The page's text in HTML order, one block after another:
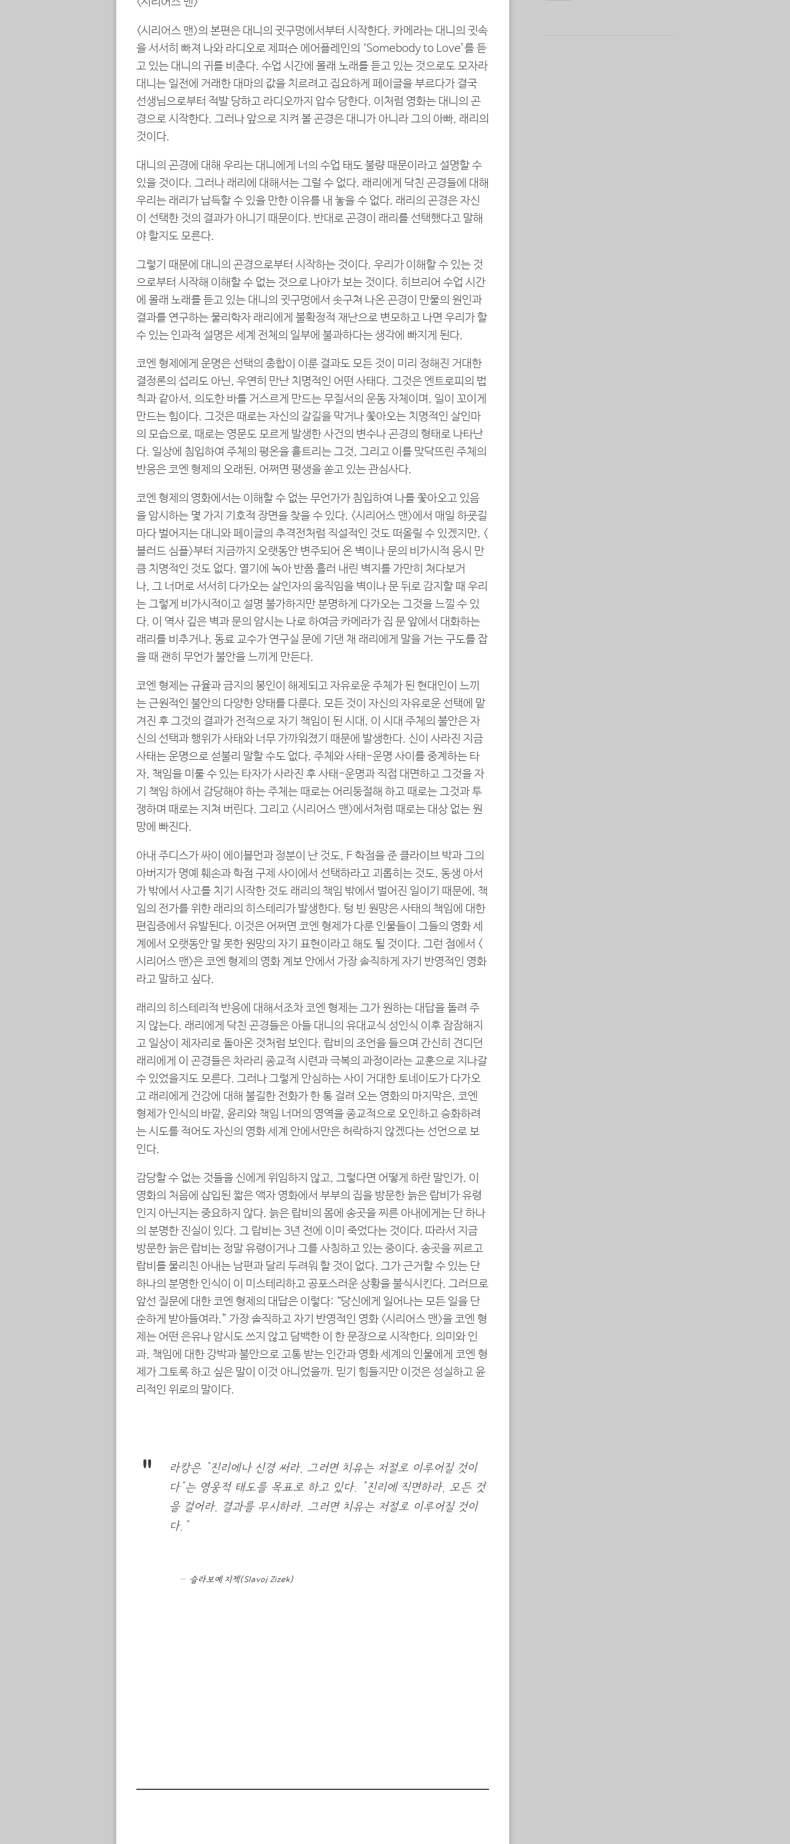
<시리어스 맨>의 본편은 대니의 귓구멍에서부터 시작한다. 카메라는 대니의 귓속
을 서서히 빠져 나와 라디오로 제퍼슨 에어플레인의 ‘Somebody to Love’를 듣
고 있는 대니의 귀를 비춘다. 수업 시간에 몰래 노래를 듣고 있는 것으로도 모자라
대니는 일전에 거래한 대마의 값을 치르려고 집요하게 페이글을 부르다가 결국
선생님으로부터 적발 당하고 라디오까지 압수 당한다. 이처럼 영화는 대니의 곤
경으로 시작한다. 그러나 앞으로 지켜 볼 곤경은 대니가 아니라 그의 아빠, 래리의
것이다.
대니의 곤경에 대해 우리는 대니에게 너의 수업 태도 불량 때문이라고 설명할 수
있을 것이다. 그러나 래리에 대해서는 그럴 수 없다. 래리에게 닥친 곤경들에 대해
우리는 래리가 납득할 수 있을 만한 이유를 내 놓을 수 없다. 래리의 곤경은 자신
이 선택한 것의 결과가 아니기 때문이다. 반대로 곤경이 래리를 선택했다고 말해
야 할지도 모른다.
그렇기 때문에 대니의 곤경으로부터 시작하는 것이다. 우리가 이해할 수 있는 것
으로부터 시작해 이해할 수 없는 것으로 나아가 보는 것이다. 히브리어 수업 시간
에 몰래 노래를 듣고 있는 대니의 귓구멍에서 솟구쳐 나온 곤경이 만물의 원인과
결과를 연구하는 물리학자 래리에게 불확정적 재난으로 변모하고 나면 우리가 할
수 있는 인과적 설명은 세계 전체의 일부에 불과하다는 생각에 빠지게 된다.
코엔 형제에게 운명은 선택의 총합이 이룬 결과도 모든 것이 미리 정해진 거대한
결정론의 섭리도 아닌, 우연히 만난 치명적인 어떤 사태다. 그것은 엔트로피의 법
칙과 같아서, 의도한 바를 거스르게 만드는 무질서의 운동 자체이며, 일이 꼬이게
만드는 힘이다. 그것은 때로는 자신의 갈길을 막거나 쫓아오는 치명적인 살인마
의 모습으로, 때로는 영문도 모르게 발생한 사건의 변수나 곤경의 형태로 나타난
다. 일상에 침입하여 주체의 평온을 흩트리는 그것, 그리고 이를 맞닥뜨린 주체의
반응은 코엔 형제의 오래된, 어쩌면 평생을 쏟고 있는 관심사다.
코엔 형제의 영화에서는 이해할 수 없는 무언가가 침입하여 나를 쫓아오고 있음
을 암시하는 몇 가지 기호적 장면을 찾을 수 있다. <시리어스 맨>에서 매일 하굣길
마다 벌어지는 대니와 페이글의 추격전처럼 직설적인 것도 떠올릴 수 있겠지만, <
블러드 심플>부터 지금까지 오랫동안 변주되어 온 벽이나 문의 비가시적 응시 만
큼 치명적인 것도 없다. 열기에 녹아 반쯤 흘러 내린 벽지를 가만히 쳐다보거
나, 그 너머로 서서히 다가오는 살인자의 움직임을 벽이나 문 뒤로 감지할 때 우리
는 그렇게 비가시적이고 설명 불가하지만 분명하게 다가오는 그것을 느낄 수 있
다. 이 역사 깊은 벽과 문의 암시는 나로 하여금 카메라가 집 문 앞에서 대화하는
래리를 비추거나, 동료 교수가 연구실 문에 기댄 채 래리에게 말을 거는 구도를 잡
을 때 괜히 무언가 불안을 느끼게 만든다.
코엔 형제는 규율과 금지의 봉인이 해제되고 자유로운 주체가 된 현대인이 느끼
는 근원적인 불안의 다양한 양태를 다룬다. 모든 것이 자신의 자유로운 선택에 맡
겨진 후 그것의 결과가 전적으로 자기 책임이 된 시대, 이 시대 주체의 불안은 자
신의 선택과 행위가 사태와 너무 가까워졌기 때문에 발생한다. 신이 사라진 지금
사태는 운명으로 섣불리 말할 수도 없다. 주체와 사태-운명 사이를 중계하는 타
자, 책임을 미룰 수 있는 타자가 사라진 후 사태-운명과 직접 대면하고 그것을 자
기 책임 하에서 감당해야 하는 주체는 때로는 어리둥절해 하고 때로는 그것과 투
쟁하며 때로는 지쳐 버린다. 그리고 <시리어스 맨>에서처럼 때로는 대상 없는 원
망에 빠진다.
아내 주디스가 싸이 에이블먼과 정분이 난 것도, F 학점을 준 클라이브 박과 그의
아버지가 명예 훼손과 학점 구제 사이에서 선택하라고 괴롭히는 것도, 동생 아서
가 밖에서 사고를 치기 시작한 것도 래리의 책임 밖에서 벌어진 일이기 때문에, 책
임의 전가를 위한 래리의 히스테리가 발생한다. 텅 빈 원망은 사태의 책임에 대한
편집증에서 유발된다. 이것은 어쩌면 코엔 형제가 다룬 인물들이 그들의 영화 세
계에서 오랫동안 말 못한 원망의 자기 표현이라고 해도 될 것이다. 그런 점에서 <
시리어스 맨>은 코엔 형제의 영화 계보 안에서 가장 솔직하게 자기 반영적인 영화
라고 말하고 싶다.
래리의 히스테리적 반응에 대해서조차 코엔 형제는 그가 원하는 대답을 돌려 주
지 않는다. 래리에게 닥친 곤경들은 아들 대니의 유대교식 성인식 이후 잠잠해지
고 일상이 제자리로 돌아온 것처럼 보인다. 랍비의 조언을 들으며 간신히 견디던
래리에게 이 곤경들은 차라리 종교적 시련과 극복의 과정이라는 교훈으로 지나갈
수 있었을지도 모른다. 그러나 그렇게 안심하는 사이 거대한 토네이도가 다가오
고 래리에게 건강에 대해 불길한 전화가 한 통 걸려 오는 영화의 마지막은, 코엔
형제가 인식의 바깥, 윤리와 책임 너머의 영역을 종교적으로 오인하고 승화하려
는 시도를 적어도 자신의 영화 세계 안에서만은 허락하지 않겠다는 선언으로 보
인다.
감당할 수 없는 것들을 신에게 위임하지 않고, 그렇다면 어떻게 하란 말인가. 이
영화의 처음에 삽입된 짧은 액자 영화에서 부부의 집을 방문한 늙은 랍비가 유령
인지 아닌지는 중요하지 않다. 늙은 랍비의 몸에 송곳을 찌른 아내에게는 단 하나
의 분명한 진실이 있다. 그 랍비는 3년 전에 이미 죽었다는 것이다. 따라서 지금
방문한 늙은 랍비는 정말 유령이거나 그를 사칭하고 있는 중이다. 송곳을 찌르고
랍비를 물리친 아내는 남편과 달리 두려워 할 것이 없다. 그가 근거할 수 있는 단
하나의 분명한 인식이 이 미스테리하고 공포스러운 상황을 불식시킨다. 그러므로
앞선 질문에 대한 코엔 형제의 대답은 이렇다: “당신에게 일어나는 모든 일을 단
순하게 받아들여라.” 가장 솔직하고 자기 반영적인 영화 <시리어스 맨>을 코엔 형
제는 어떤 은유나 암시도 쓰지 않고 담백한 이 한 문장으로 시작한다. 의미와 인
과, 책임에 대한 강박과 불안으로 고통 받는 인간과 영화 세계의 인물에게 코엔 형
제가 그토록 하고 싶은 말이 이것 아니었을까. 믿기 힘들지만 이것은 성실하고 윤
리적인 위로의 말이다.
라캉은 “진리에나 신경 써라, 그러면 치유는 저절로 이루어질 것이
다”는 영웅적 태도를 목표로 하고 있다. “진리에 직면하라, 모든 것
을 걸어라, 결과를 무시하라, 그러면 치유는 저절로 이루어질 것이
다.”
슬라보예 지젝(Slavoj Zizek)